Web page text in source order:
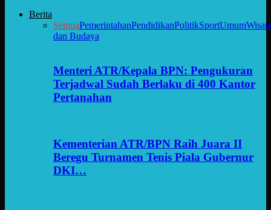
Berita
SemuaPemerintahanPendidikanPolitikSportUmumWisata
dan Budaya
Menteri ATR/Kepala BPN: Pengukuran
Terjadwal Sudah Berlaku di 400 Kantor
Pertanahan
Kementerian ATR/BPN Raih Juara II
Beregu Turnamen Tenis Piala Gubernur
DKI…